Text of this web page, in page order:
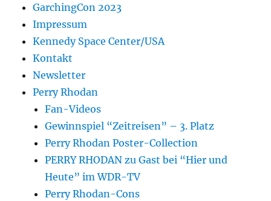
GarchingCon 2023
Impressum
Kennedy Space Center/USA
Kontakt
Newsletter
Perry Rhodan
Fan-Videos
Gewinnspiel “Zeitreisen” – 3. Platz
Perry Rhodan Poster-Collection
PERRY RHODAN zu Gast bei “Hier und
Heute” im WDR-TV
Perry Rhodan-Cons